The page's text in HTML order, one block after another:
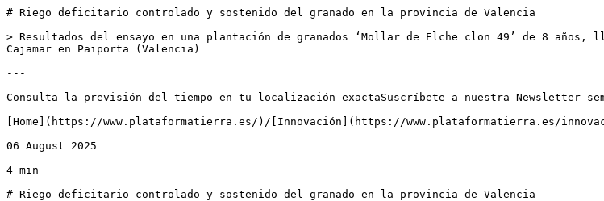
# Riego deficitario controlado y sostenido del granado en la provincia de Valencia
> Resultados del ensayo en una plantación de granados ‘Mollar de Elche clon 49’ de 8 años,
Cajamar en Paiporta (Valencia)
---
Consulta la previsión del tiempo en tu localización exactaSuscríbete a nuestra Newsletter
[Home](https://www.plataformatierra.es/)/[Innovación](https://www.plataformatierra.es/
06 August 2025
4 min
# Riego deficitario controlado y sostenido del granado en la provincia de Valencia